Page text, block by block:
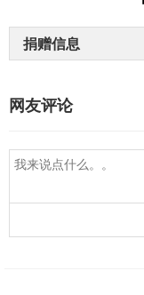
捐赠信息
网友评论